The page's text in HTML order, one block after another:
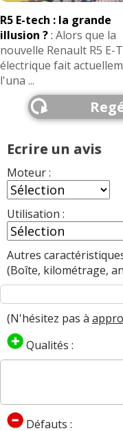
R5 E-tech : la grande
illusion ?: Alors que la
nouvelle Renault R5 E-
électrique fait
l'una ...
Ecrire un avis
Moteur :
Utilisation :
Autres
(Boîte, kilométrage,
(N'hésitez pas à
Qualités :
Défauts :